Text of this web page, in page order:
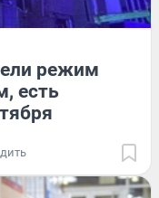
режим
есть